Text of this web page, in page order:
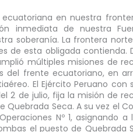
ecuatoriana en nuestra
inmediata de nuestra
soberanía. La frontera
de esta obligada contienda.
múltiples misiones de
frente ecuatoriano, en
El Ejército Peruano con
2 de julio, fija la misión de
Quebrada Seca. A su vez el
Nº 1, asignando a
el puesto de Quebrada